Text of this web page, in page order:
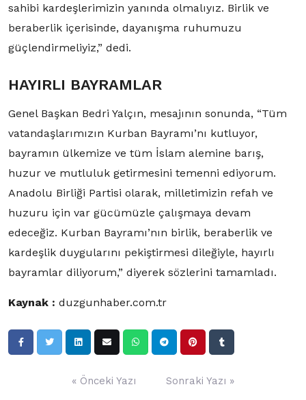
sahibi kardeşlerimizin yanında olmalıyız. Birlik ve
beraberlik içerisinde, dayanışma ruhumuzu
güçlendirmeliyiz,” dedi.
HAYIRLI BAYRAMLAR
Genel Başkan Bedri Yalçın, mesajının sonunda, “Tüm
vatandaşlarımızın Kurban Bayramı’nı kutluyor,
bayramın ülkemize ve tüm İslam alemine barış,
huzur ve mutluluk getirmesini temenni ediyorum.
Anadolu Birliği Partisi olarak, milletimizin refah ve
huzuru için var gücümüzle çalışmaya devam
edeceğiz. Kurban Bayramı’nın birlik, beraberlik ve
kardeşlik duygularını pekiştirmesi dileğiyle, hayırlı
bayramlar diliyorum,” diyerek sözlerini tamamladı.
Kaynak : duzgunhaber.com.tr
« Önceki Yazı Sonraki Yazı »